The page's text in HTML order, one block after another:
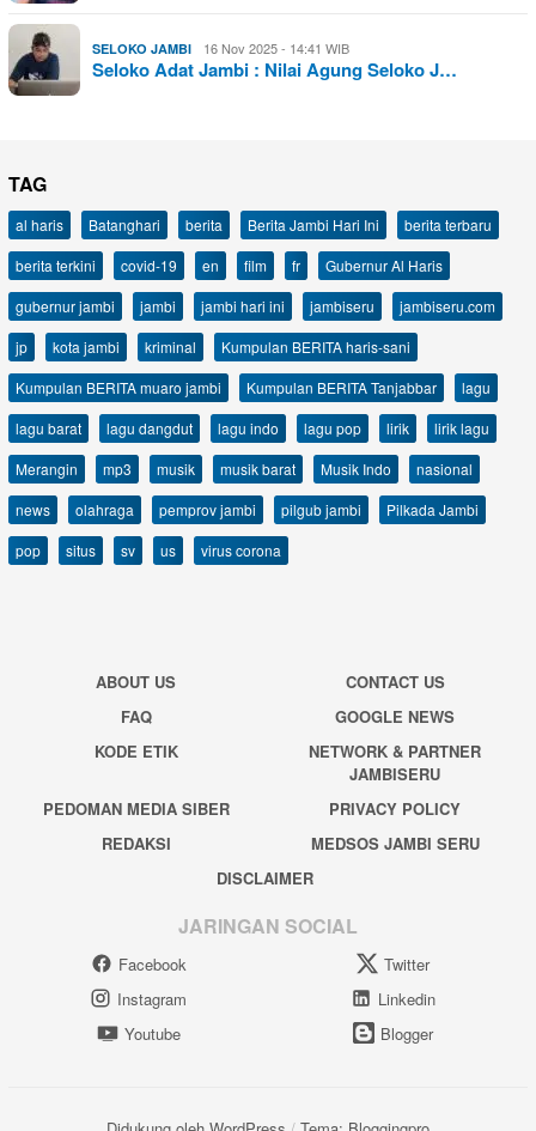
SELOKO JAMBI 16 Nov 2025 - 14:41 WIB
Seloko Adat Jambi : Nilai Agung Seloko J…
TAG
al haris Batanghari berita Berita Jambi Hari Ini
berita terbaru
berita terkini
covid-19 en film fr
Gubernur Al Haris
gubernur jambi
jambi jambi hari ini jambiseru
jambiseru.com
jp
kota jambi kriminal
Kumpulan BERITA haris-sani
Kumpulan BERITA muaro jambi
Kumpulan BERITA Tanjabbar
lagu
lagu barat
lagu dangdut lagu indo lagu pop lirik
lirik lagu
Merangin
mp3 musik musik barat Musik Indo
nasional
news
olahraga pemprov jambi pilgub jambi
Pilkada Jambi
pop
situs sv us virus corona
ABOUT US
CONTACT US
FAQ
GOOGLE NEWS
KODE ETIK
NETWORK & PARTNER
JAMBISERU
PEDOMAN MEDIA SIBER
PRIVACY POLICY
REDAKSI
MEDSOS JAMBI SERU
DISCLAIMER
JARINGAN SOCIAL
Facebook
Twitter
Instagram
Linkedin
Youtube
Blogger